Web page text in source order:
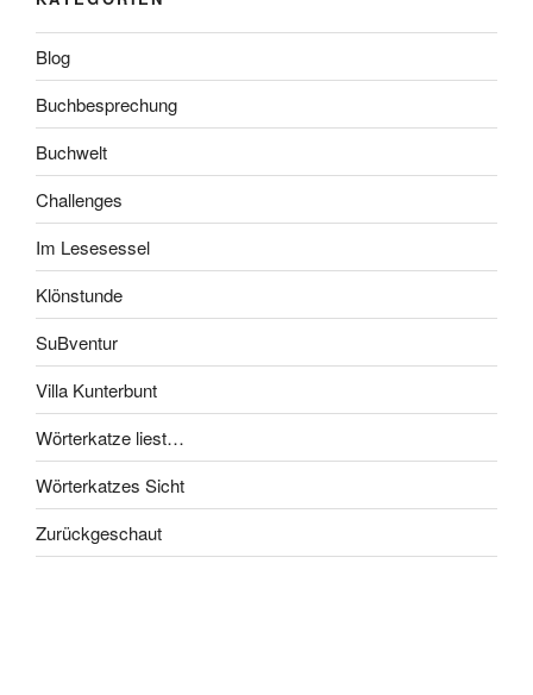
Blog
Buchbesprechung
Buchwelt
Challenges
Im Lesesessel
Klönstunde
SuBventur
Villa Kunterbunt
Wörterkatze liest…
Wörterkatzes Sicht
Zurückgeschaut